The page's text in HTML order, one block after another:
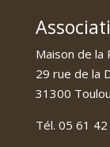
Maison de la
29 rue de la
31300
Tél. 05 61